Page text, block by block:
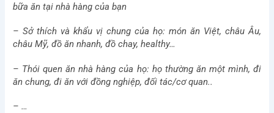
bữa ăn tại nhà hàng của bạn
– Sở thích và khẩu vị chung của họ: món ăn Việt, châu Âu,
châu Mỹ, đồ ăn nhanh, đồ chay, healthy…
– Thói quen ăn nhà hàng của họ: họ thường ăn một mình, đi
ăn chung, đi ăn với đồng nghiệp, đối tác/cơ quan..
– …